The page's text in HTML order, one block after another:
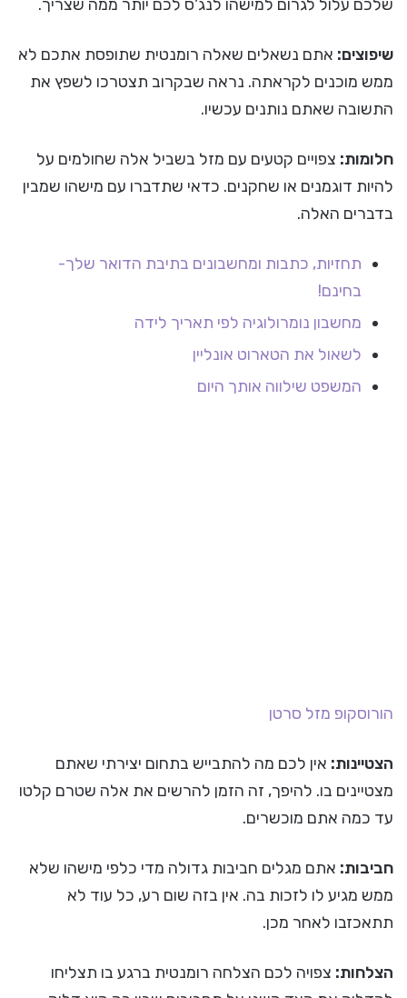
שלכם עלול לגרום למישהו לנג'ס לכם יותר ממה שצריך.
שיפוצים: אתם נשאלים שאלה רומנטית שתופסת אתכם לא
ממש מוכנים לקראתה. נראה שבקרוב תצטרכו לשפץ את
התשובה שאתם נותנים עכשיו.
חלומות: צפויים קטעים עם מזל בשביל אלה שחולמים על
להיות דוגמנים או שחקנים. כדאי שתדברו עם מישהו שמבין
בדברים האלה.
תחזיות, כתבות ומחשבונים בתיבת הדואר שלך-
בחינם!
מחשבון נומרולוגיה לפי תאריך לידה
לשאול את הטארוט אונליין
המשפט שילווה אותך היום
הורוסקופ מזל סרטן
הצטיינות: אין לכם מה להתבייש בתחום יצירתי שאתם
מצטיינים בו. להיפך, זה הזמן להרשים את אלה שטרם קלטו
עד כמה אתם מוכשרים.
חביבות: אתם מגלים חביבות גדולה מדי כלפי מישהו שלא
ממש מגיע לו לזכות בה. אין בזה שום רע, כל עוד לא
תתאכזבו לאחר מכן.
הצלחות: צפויה לכם הצלחה רומנטית ברגע בו תצליחו